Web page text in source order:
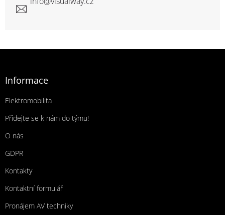
Zápatí
Informace
Elektromobilita
Přidejte se k nám do týmu!
O nás
GDPR
Kontakty
Kontaktní formulář
Pronájem AV techniky